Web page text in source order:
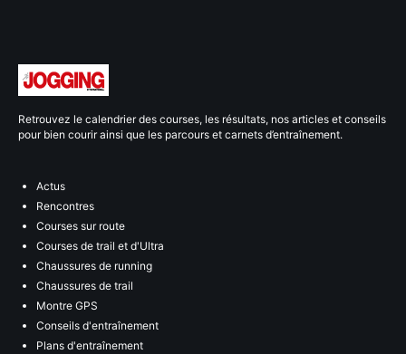
Retrouvez le calendrier des courses, les résultats, nos articles et conseils
pour bien courir ainsi que les parcours et carnets d’entraînement.
Actus
Rencontres
Courses sur route
Courses de trail et d'Ultra
Chaussures de running
Chaussures de trail
Montre GPS
Conseils d'entraînement
Plans d'entraînement